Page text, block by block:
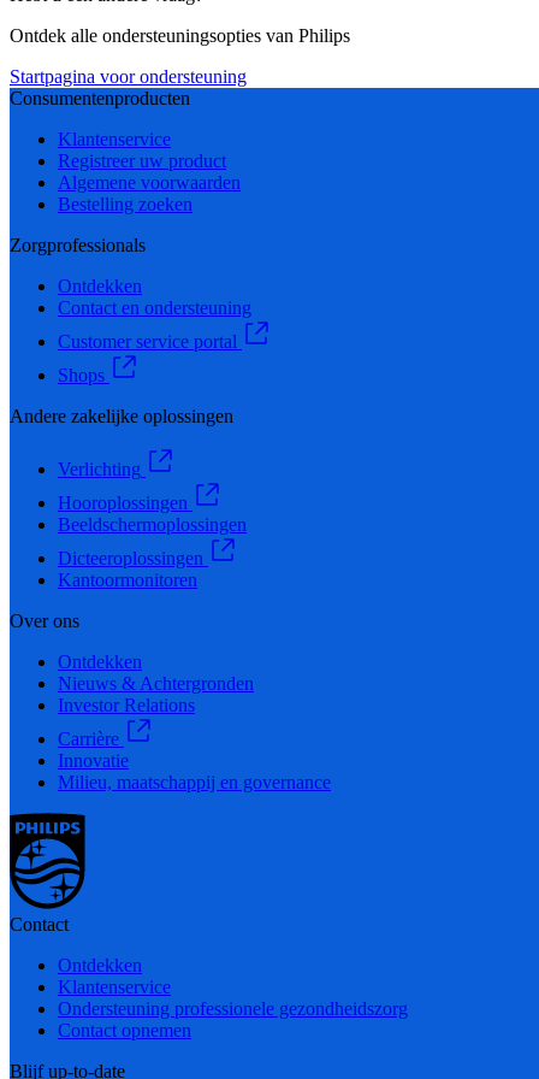
Ontdek alle ondersteuningsopties van Philips
Startpagina voor ondersteuning
Consumentenproducten
Klantenservice
Registreer uw product
Algemene voorwaarden
Bestelling zoeken
Zorgprofessionals
Ontdekken
Contact en ondersteuning
Customer service portal
Shops
Andere zakelijke oplossingen
Verlichting
Hooroplossingen
Beeldschermoplossingen
Dicteeroplossingen
Kantoormonitoren
Over ons
Ontdekken
Nieuws & Achtergronden
Investor Relations
Carrière
Innovatie
Milieu, maatschappij en governance
Contact
Ontdekken
Klantenservice
Ondersteuning professionele gezondheidszorg
Contact opnemen
Blijf up-to-date